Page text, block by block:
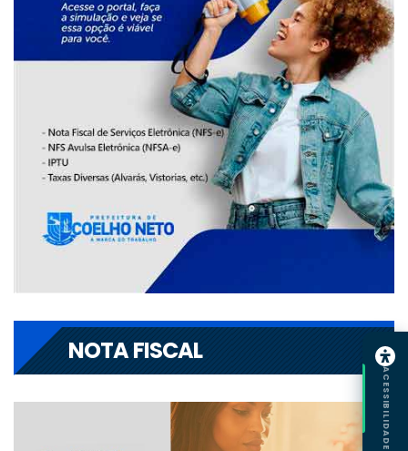
NOTA FISCAL
ACESSIBILIDADE